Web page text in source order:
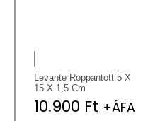
Levante Roppantott 5 X
15 X 1,5 Cm
10.900 Ft +ÁFA